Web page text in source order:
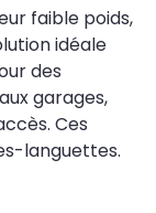
faible poids,
idéale
des
garages,
Ces
languettes.